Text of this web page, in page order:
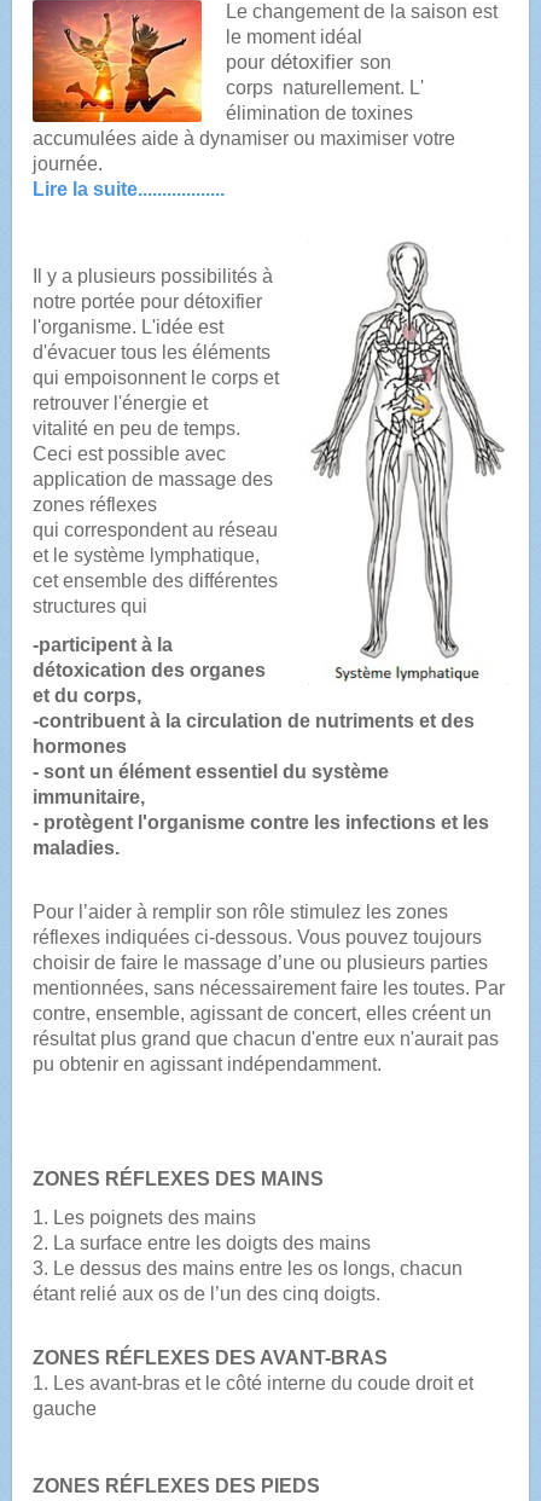
Le changement de la saison est
le moment idéal
pour détoxifierson
corps naturellement. L'
élimination de toxines
accumulées aide à dynamiser ou maximiser votre
journée.
Lire la suite..................
Il y a plusieurs possibilités à
notre portée pour détoxifier
l'organisme. L'idée est
d'évacuer tous les éléments
qui empoisonnent le corps et
retrouver l'énergie et
vitalité en peu de temps.
Ceci est possible avec
application de massage des
zones réflexes
qui correspondent au réseau
et le système lymphatique,
cet ensemble des différentes
structures qui
-participent à la
détoxication des organes
et du corps,
-contribuent à la circulation de nutriments et des
hormones
- sont un élément essentiel du système
immunitaire,
- protègent l'organisme contre les infections et les
maladies.
Pour l’aider à remplir son rôle stimulez les zones
réflexes indiquées ci-dessous.Vous pouvez toujours
choisir de faire le massage d’une ou plusieurs parties
mentionnées, sans nécessairement faire les toutes. Par
contre, ensemble, agissant de concert, elles créent un
résultat plus grand que chacun d'entre eux n'aurait pas
pu obtenir en agissant indépendamment.
ZONES RÉFLEXES DES MAINS
1. Les poignets des mains
2. La surface entre les doigts des mains
3. Le dessus des mains entre les os longs, chacun
étant relié aux os de l’un des cinq doigts.
ZONES RÉFLEXES DES AVANT-BRAS
1. Les avant-bras et le côté interne du coude droit et
gauche
ZONES RÉFLEXES DES PIEDS